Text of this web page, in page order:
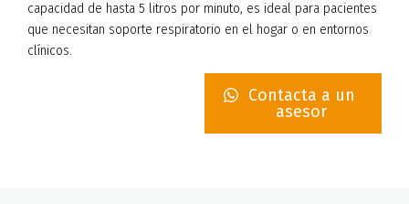
capacidad de hasta 5 litros por minuto, es ideal para pacientes
que necesitan soporte respiratorio en el hogar o en entornos
clínicos.
Contacta a un
asesor